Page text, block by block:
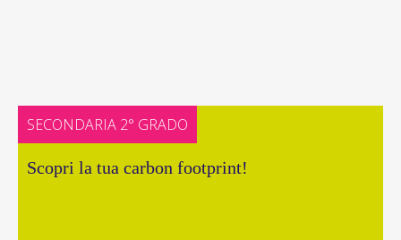
SECONDARIA 2° GRADO
Scopri la tua carbon footprint!